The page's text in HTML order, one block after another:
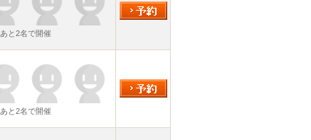
あと2名で開催
あと2名で開催